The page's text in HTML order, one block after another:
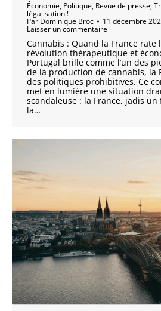
Économie, Politique, Revue de presse,
légalisation !
Par Dominique Broc 11 décembre
Laisser un commentaire
Cannabis : Quand la France rate
révolution thérapeutique et
Portugal brille comme l’un des
de la production de cannabis, la
des politiques prohibitives. Ce
met en lumière une situation
scandaleuse : la France, jadis
la…